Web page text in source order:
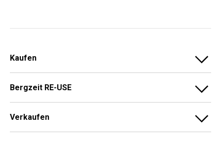
Kaufen
Bergzeit RE-USE
Verkaufen